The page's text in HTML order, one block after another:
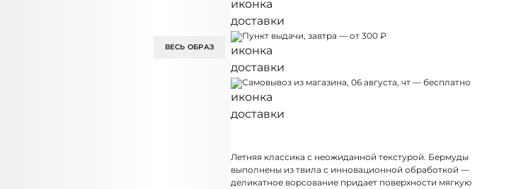
ВЕСЬ ОБРАЗ
Пункт выдачи, завтра — от 300 ₽
Самовывоз из магазина, 06 августа, чт — бесплатно
Летняя классика с неожиданной текстурой. Бермуды
выполнены из твила с инновационной обработкой —
деликатное ворсование придает поверхности мягкую